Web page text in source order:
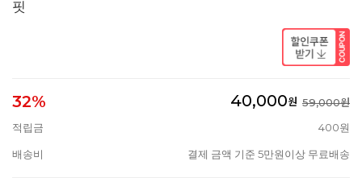
핏
32% 40,000원 59,000원
적립금
400원
배송비 결제 금액 기준 5만원이상 무료배송